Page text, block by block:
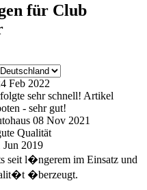
für Club
Feb 2022
sehr schnell! Artikel
- sehr gut!
08 Nov 2021
Qualität
Jun 2019
seit l�ngerem im Einsatz und
�berzeugt.